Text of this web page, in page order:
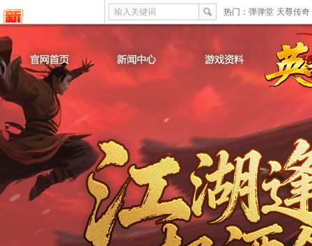
输入关键词 热门： 弹弹堂 天尊传奇